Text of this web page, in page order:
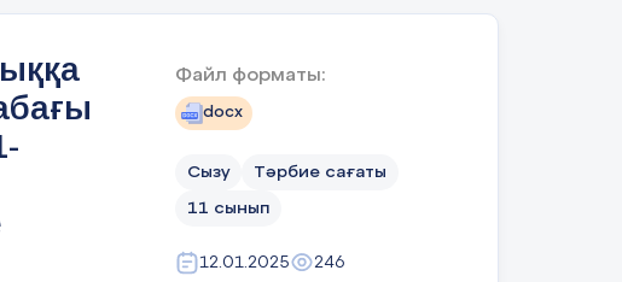
Файл форматы:
docx
Сызу Тәрбие сағаты
11 сынып
12.01.2025 246